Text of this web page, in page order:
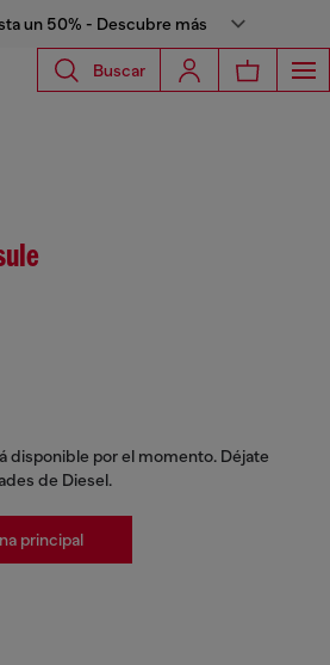
un 50% - Descubre más
Buscar
disponible por el momento. Déjate
de Diesel.
principal